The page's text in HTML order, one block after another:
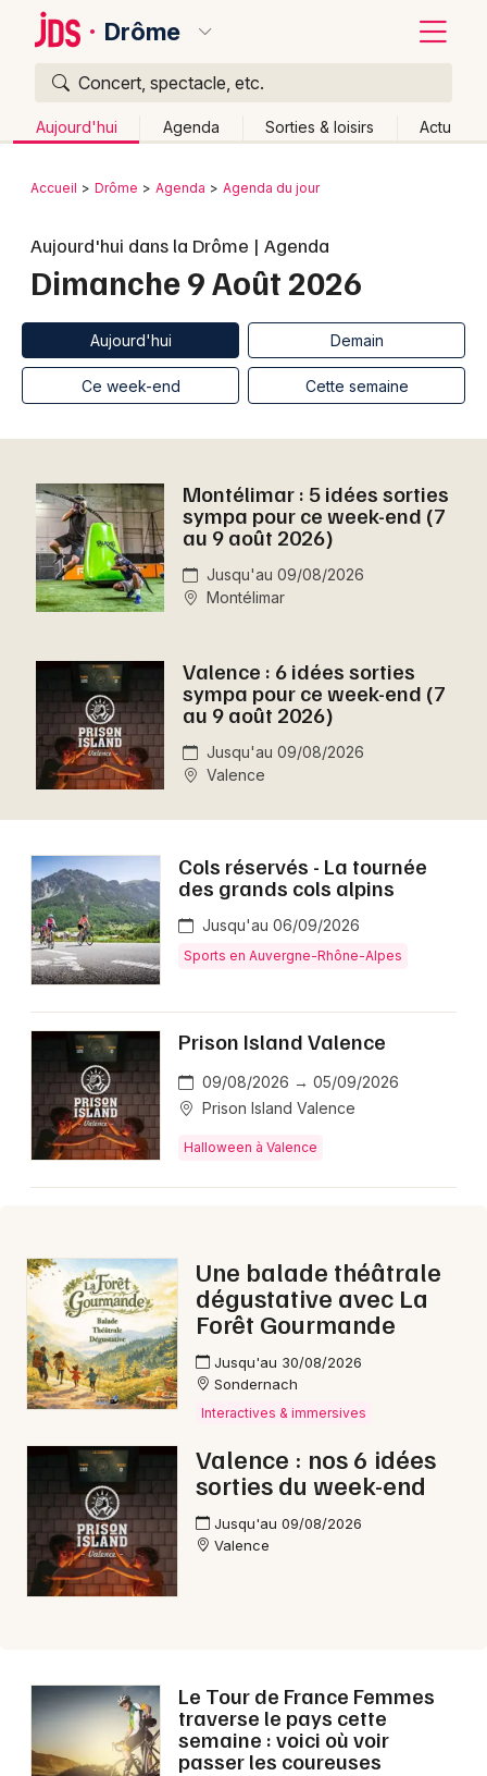
Drôme
Concert, spectacle, etc.
Aujourd'hui Agenda Sorties & loisirs Actu
Publier un événement
Grands événements
Activité & Expérience
Foires & salons
Spectacles
Concerts
Soirées
Sorties famille
Expos
Aujourd'hui en Rhône-Alpes
Aujourd'hui en Auvergne-Rhône-Alpes
Newsletter des sorties
Artistes en tournée
Actus dans la Drôme
26 - Drôme
Choisir mes départements
Mon email
Colmar
Lille
Lyon
Marseille
Montpellier
Nantes
Nice
Strasbourg
Toulouse
Toutes les villes
Retour
Accueil Drôme Agenda Agenda du jour
Aujourd'hui dans la Drôme | Agenda
Dimanche 9 Août 2026
Aujourd'hui Demain
Ce week-end Cette semaine
Montélimar : 5 idées sorties
sympa pour ce week-end (7
au 9 août 2026)
Jusqu'au 09/08/2026
Montélimar
Valence : 6 idées sorties
sympa pour ce week-end (7
au 9 août 2026)
Jusqu'au 09/08/2026
Valence
Cols réservés - La tournée
des grands cols alpins
Jusqu'au 06/09/2026
Sports en Auvergne-Rhône-Alpes
Prison Island Valence
09/08/2026 → 05/09/2026
Prison Island Valence
Halloween à Valence
Une balade théâtrale
dégustative avec La
Forêt Gourmande
Jusqu'au 30/08/2026
Sondernach
Interactives & immersives
Valence : nos 6 idées
sorties du week-end
Jusqu'au 09/08/2026
Valence
Le Tour de France Femmes
traverse le pays cette
semaine : voici où voir
passer les coureuses
Quoi ?
Où ?
Changer de lieu
Quand ?
Effacer les dates
Aujourd'hui
Demain Ce week-end Autre